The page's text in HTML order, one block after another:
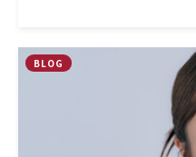
BLOG